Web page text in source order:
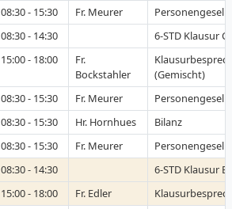
08:30 - 15:30 Fr. Meurer
08:30 - 14:30
6-STD Klausur
15:00 - 18:00
Fr.
Bockstahler
(Gemischt)
08:30 - 15:30 Fr. Meurer
08:30 - 15:30 Hr. Hornhues
Bilanz
08:30 - 15:30 Fr. Meurer
08:30 - 14:30
6-STD Klausur
15:00 - 18:00
Fr. Edler